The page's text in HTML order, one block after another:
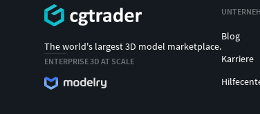
The world's largest 3D model marketplace.
ENTERPRISE 3D AT SCALE
Blog
Karriere